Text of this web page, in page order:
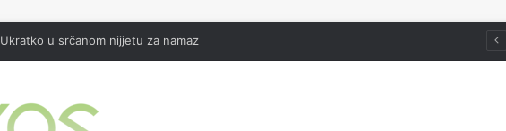
Ukratko u srčanom nijjetu za namaz